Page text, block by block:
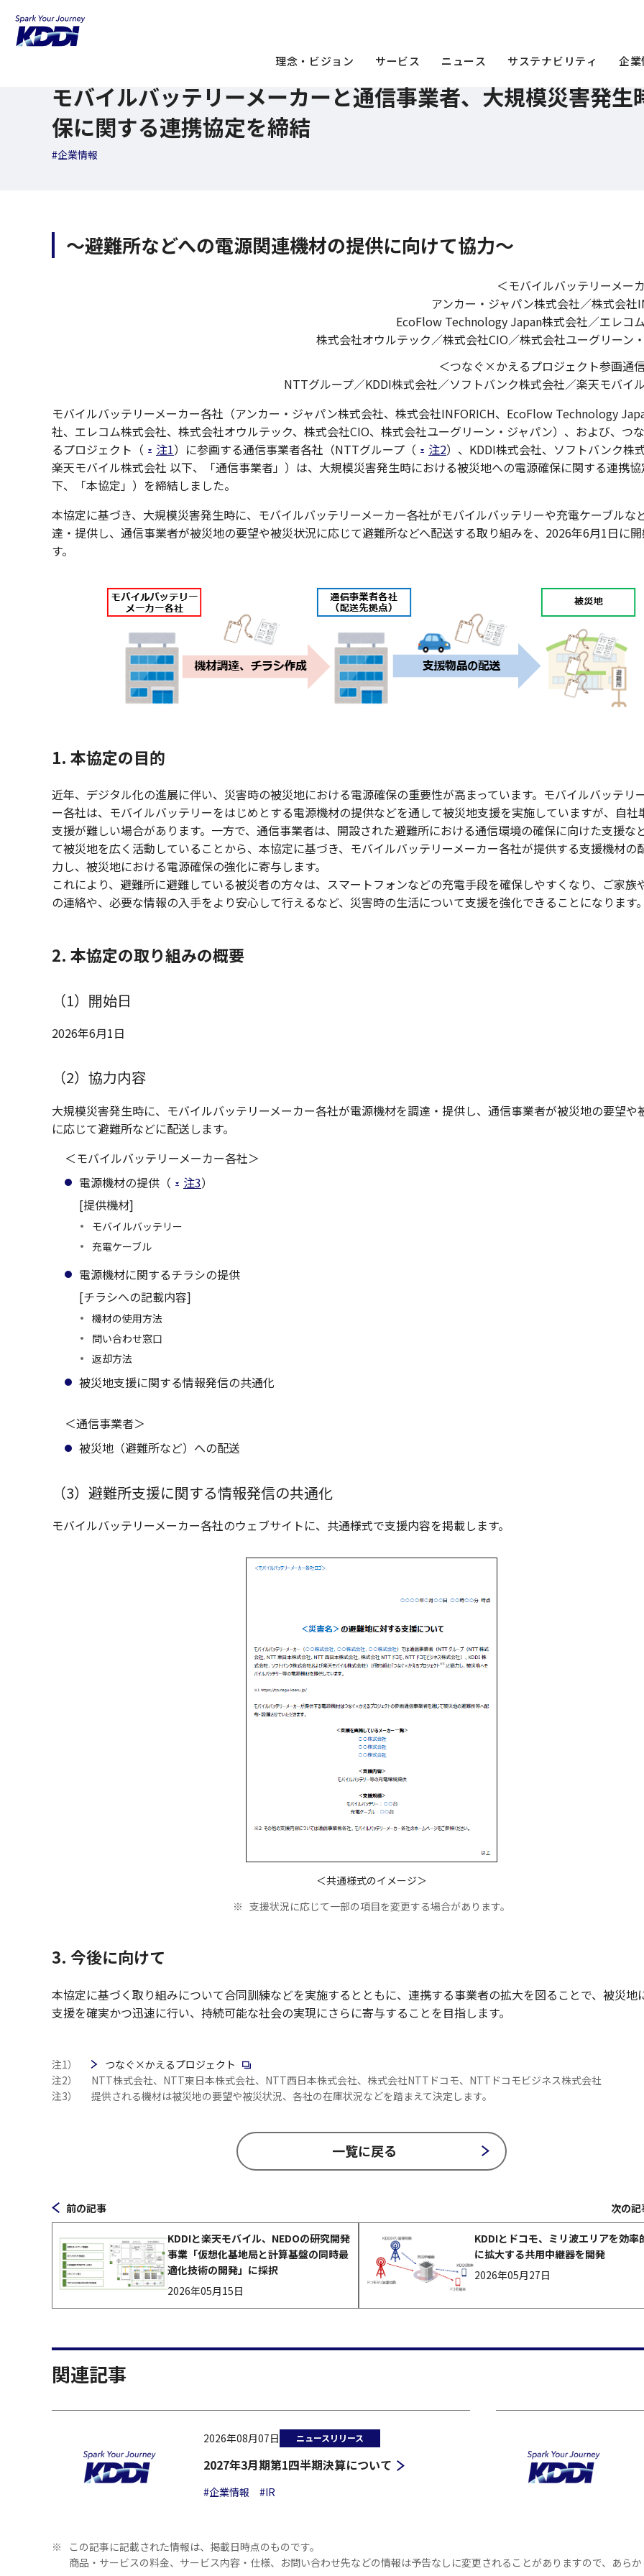
理念・ビジョン サービス ニュース サステナビリティ 企
KDDI ニュースルーム
モバイルバッテリーメーカーと通信事業者、大規模災害発
保に関する連携協定を締結
#企業情報
～避難所などへの電源関連機材の提供に向けて協力～
＜モバイルバッテリーメー
アンカー・ジャパン株式会社／株式会社
EcoFlow Technology Japan株式会社／エレコ
株式会社オウルテック／株式会社CIO／株式会社ユーグリーン
＜つなぐ×かえるプロジェクト参画通
NTTグループ／KDDI株式会社／ソフトバンク株式会社／楽天モバイ
モバイルバッテリーメーカー各社（アンカー・ジャパン株式会社、株式会社INFORICH、EcoFlow Technology
社、エレコム株式会社、株式会社オウルテック、株式会社CIO、株式会社ユーグリーン・ジャパン）、および、つ
るプロジェクト（
注1）に参画する通信事業者各社（NTTグループ（ 注2）、KDDI株式会社、ソフトバンク株
楽天モバイル株式会社 以下、「通信事業者」）は、大規模災害発生時における被災地への電源確保に関する連携
下、「本協定」）を締結しました。
本協定に基づき、大規模災害発生時に、モバイルバッテリーメーカー各社がモバイルバッテリーや充電ケーブルな
達・提供し、通信事業者が被災地の要望や被災状況に応じて避難所などへ配送する取り組みを、2026年6月1日に
す。
1. 本協定の目的
近年、デジタル化の進展に伴い、災害時の被災地における電源確保の重要性が高まっています。モバイルバッテリ
ー各社は、モバイルバッテリーをはじめとする電源機材の提供などを通して被災地支援を実施していますが、自社
支援が難しい場合があります。一方で、通信事業者は、開設された避難所における通信環境の確保に向けた支援な
て被災地を広く活動していることから、本協定に基づき、モバイルバッテリーメーカー各社が提供する支援機材の
力し、被災地における電源確保の強化に寄与します。
これにより、避難所に避難している被災者の方々は、スマートフォンなどの充電手段を確保しやすくなり、ご家族
の連絡や、必要な情報の入手をより安心して行えるなど、災害時の生活について支援を強化できることになります
2. 本協定の取り組みの概要
（1）開始日
2026年6月1日
（2）協力内容
大規模災害発生時に、モバイルバッテリーメーカー各社が電源機材を調達・提供し、通信事業者が被災地の要望や
に応じて避難所などに配送します。
＜モバイルバッテリーメーカー各社＞
電源機材の提供（
注3）
[提供機材]
モバイルバッテリー
充電ケーブル
電源機材に関するチラシの提供
[チラシへの記載内容]
機材の使用方法
問い合わせ窓口
返却方法
被災地支援に関する情報発信の共通化
＜通信事業者＞
被災地（避難所など）への配送
（3）避難所支援に関する情報発信の共通化
モバイルバッテリーメーカー各社のウェブサイトに、共通様式で支援内容を掲載します。
＜共通様式のイメージ＞
※ 支援状況に応じて一部の項目を変更する場合があります。
3. 今後に向けて
本協定に基づく取り組みについて合同訓練などを実施するとともに、連携する事業者の拡大を図ることで、被災地
支援を確実かつ迅速に行い、持続可能な社会の実現にさらに寄与することを目指します。
注1） つなぐ×かえるプロジェクト 新規ウィンドウで開く
注2）
NTT株式会社、NTT東日本株式会社、NTT西日本株式会社、株式会社NTTドコモ、NTTドコモビジネス株式会社
注3）
提供される機材は被災地の要望や被災状況、各社の在庫状況などを踏まえて決定します。
一覧に戻る
前の記事
KDDIと楽天モバイル、NEDOの研究開発
事業「仮想化基地局と計算基盤の同時最
適化技術の開発」に採択
2026年05月15日
次の記
KDDIとドコモ、ミリ波エリアを効率
に拡大する共用中継器を開発
2026年05月27日
関連記事
2026年08月07日 ニュースリリース
2027年3月期第1四半期決算について
#企業情報 #IR
※
この記事に記載された情報は、掲載日時点のものです。
商品・サービスの料金、サービス内容・仕様、お問い合わせ先などの情報は予告なしに変更されることがありますので、あら